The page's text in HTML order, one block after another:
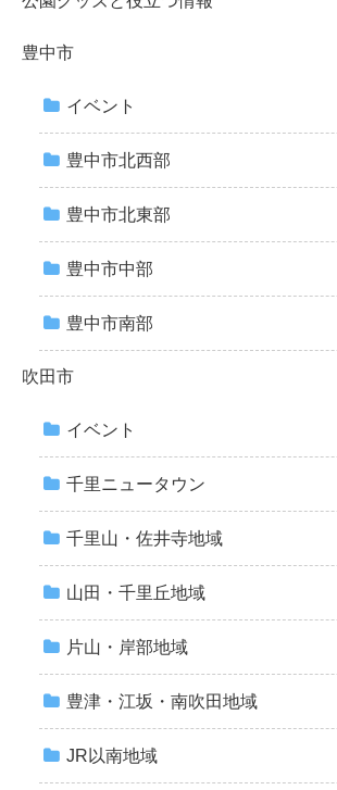
豊中市
イベント
豊中市北西部
豊中市北東部
豊中市中部
豊中市南部
吹田市
イベント
千里ニュータウン
千里山・佐井寺地域
山田・千里丘地域
片山・岸部地域
豊津・江坂・南吹田地域
JR以南地域